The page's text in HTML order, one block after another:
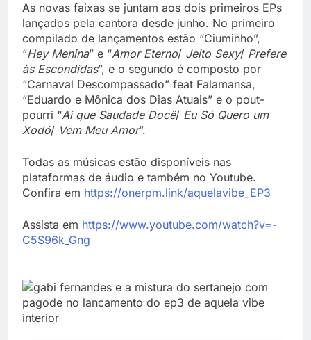
As novas faixas se juntam aos dois primeiros EPs
lançados pela cantora desde junho. No primeiro
compilado de lançamentos estão “Ciuminho”,
“Hey Menina” e “Amor Eterno/ Jeito Sexy/ Prefere
às Escondidas”, e o segundo é composto por
“Carnaval Descompassado” feat Falamansa,
“Eduardo e Mônica dos Dias Atuais” e o pout-
pourri “Ai que Saudade Docê/ Eu Só Quero um
Xodó/ Vem Meu Amor”.
Todas as músicas estão disponíveis nas
plataformas de áudio e também no Youtube.
Confira em https://onerpm.link/aquelavibe_EP3
Assista em https://www.youtube.com/watch?v=-
C5S96k_Gng